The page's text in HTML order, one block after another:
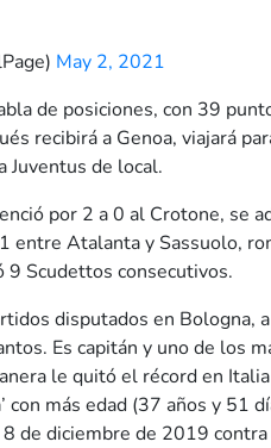
May 2, 2021
de posiciones, con 39
recibirá a Genoa, viajará
Juventus de local.
por 2 a 0 al Crotone, se
entre Atalanta y Sassuolo,
9 Scudettos consecutivos.
disputados en Bologna,
Es capitán y uno de los
le quitó el récord en
más edad (37 años y 51
8 de diciembre de 2019